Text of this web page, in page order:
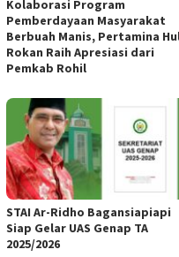
Kolaborasi Program
Pemberdayaan Masyarakat
Berbuah Manis, Pertamina
Rokan Raih Apresiasi dari
Pemkab Rohil
STAI Ar-Ridho Bagansiapiapi
Siap Gelar UAS Genap TA
2025/2026